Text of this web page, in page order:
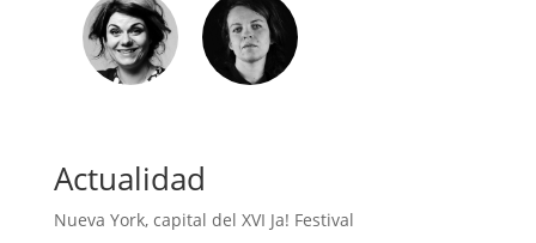
Actualidad
Nueva York, capital del XVI Ja! Festival